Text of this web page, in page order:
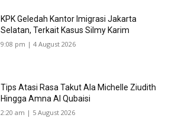
KPK Geledah Kantor Imigrasi Jakarta
Selatan, Terkait Kasus Silmy Karim
9:08 pm | 4 August 2026
Tips Atasi Rasa Takut Ala Michelle Ziudith
Hingga Amna Al Qubaisi
2:20 am | 5 August 2026